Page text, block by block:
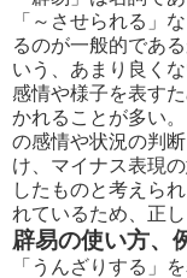
「～させられる」
るのが一般的であ
いう、あまり良く
感情や様子を表す
かれることが多い
の感情や状況の判
け、マイナス表現
したものと考えら
れているため、正
辟易の使い方、
「うんざりする」